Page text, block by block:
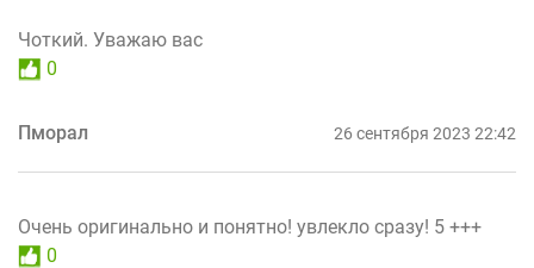
Чоткий. Уважаю вас
0
Пморал 26 сентября 2023 22:42
Очень оригинально и понятно! увлекло сразу! 5 +++
0